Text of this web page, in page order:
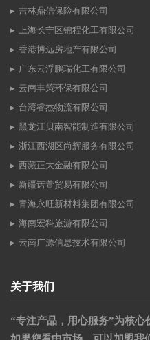
吉林鼎信保险有限公司
上海长宁区锦程化工有限公司
香港博远房地产有限公司
广东云浮鹏瑞化工有限公司
云南丰策环保有限公司
台湾睿杰物流有限公司
黑龙江贝南智能制造有限公司
浙江西湖区尚辉服务有限公司
西藏正大金融有限公司
新疆诺萱贸易有限公司
青海永旺新材料集团有限公司
海南宏科旅游有限公司
云南广源信息技术有限公司
关于我们
“专注产品，用心服务”为核心